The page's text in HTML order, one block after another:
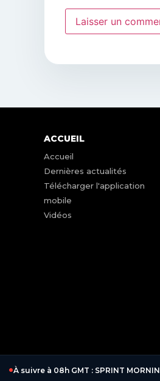
ACCUEIL
Accueil
Dernières actualités
Télécharger l'application
mobile
Vidéos
EN COURS : 100% musique, 100% hits